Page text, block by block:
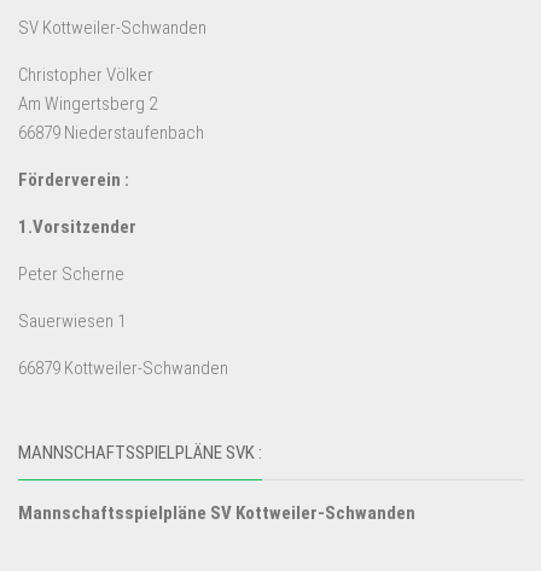
SV Kottweiler-Schwanden
Christopher Völker
Am Wingertsberg 2
66879 Niederstaufenbach
Förderverein :
1.Vorsitzender
Peter Scherne
Sauerwiesen 1
66879 Kottweiler-Schwanden
MANNSCHAFTSSPIELPLÄNE SVK :
Mannschaftsspielpläne SV Kottweiler-Schwanden